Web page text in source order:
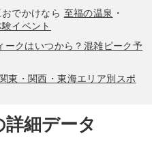
でかけなら 至福の温泉 ・
イベント
ークはいつから？混雑ピーク予
東・関西・東海エリア別スポ
細データ